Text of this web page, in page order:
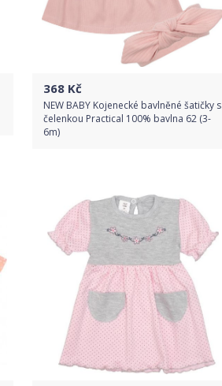
368 Kč
NEW BABY Kojenecké bavlněné šatičky s
čelenkou Practical 100% bavlna 62 (3-
6m)
Detail produktu